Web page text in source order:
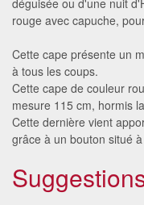
rouge avec capuche,
Cette cape présente un
à tous les coups.
Cette cape de couleur
mesure 115 cm, hormis
Cette dernière vient
grâce à un bouton situé